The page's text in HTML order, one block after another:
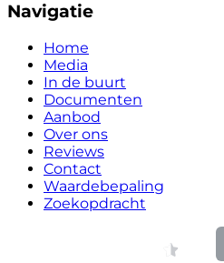
Navigatie
Home
Media
In de buurt
Documenten
Aanbod
Over ons
Reviews
Contact
Waardebepaling
Zoekopdracht